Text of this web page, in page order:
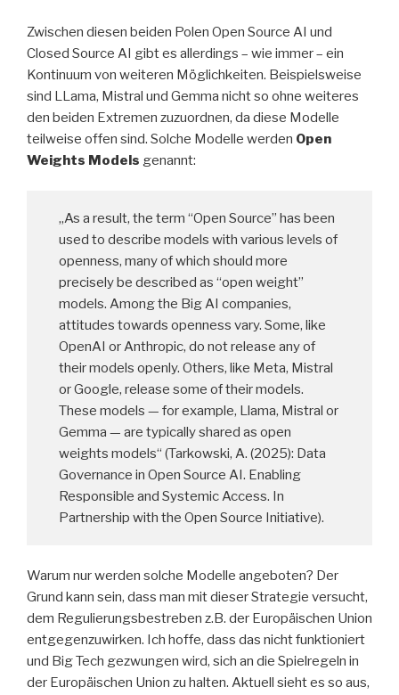
Zwischen diesen beiden Polen Open Source AI und
Closed Source AI gibt es allerdings – wie immer – ein
Kontinuum von weiteren Möglichkeiten. Beispielsweise
sind LLama, Mistral und Gemma nicht so ohne weiteres
den beiden Extremen zuzuordnen, da diese Modelle
teilweise offen sind. Solche Modelle werden Open
Weights Models genannt:
„As a result, the term “Open Source” has been
used to describe models with various levels of
openness, many of which should more
precisely be described as “open weight”
models. Among the Big AI companies,
attitudes towards openness vary. Some, like
OpenAI or Anthropic, do not release any of
their models openly. Others, like Meta, Mistral
or Google, release some of their models.
These models — for example, Llama, Mistral or
Gemma — are typically shared as open
weights models“ (Tarkowski, A. (2025): Data
Governance in Open Source AI. Enabling
Responsible and Systemic Access. In
Partnership with the Open Source Initiative).
Warum nur werden solche Modelle angeboten? Der
Grund kann sein, dass man mit dieser Strategie versucht,
dem Regulierungsbestreben z.B. der Europäischen Union
entgegenzuwirken. Ich hoffe, dass das nicht funktioniert
und Big Tech gezwungen wird, sich an die Spielregeln in
der Europäischen Union zu halten. Aktuell sieht es so aus,